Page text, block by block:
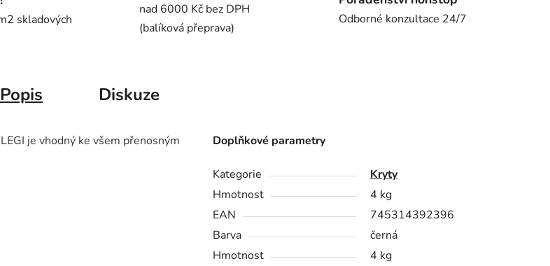
skladových
nad 6000 Kč bez DPH
(balíková přeprava)
Odborné konzultace 24/7
Popis Diskuze
je vhodný ke všem přenosným
Doplňkové parametry
Kategorie
Kryty
Hmotnost
4 kg
EAN
745314392396
Barva
černá
Hmotnost
4 kg